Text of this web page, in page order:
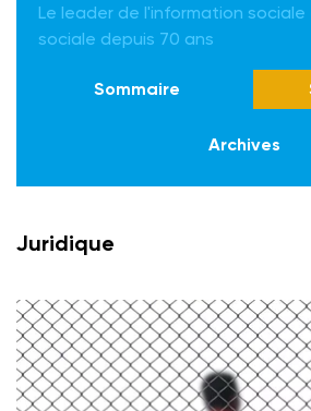
Le leader de l'information
sociale depuis 70 ans
Sommaire
Archives
Juridique